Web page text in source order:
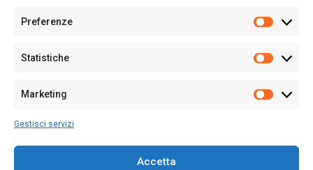
Preferenze
Statistiche
Marketing
Gestisci servizi
Accetta
Sede:Via Cristoforo Colombo 09013 Carbonia
Partita IVA02270380922
128/2020 del 10/02/2020
Per la Pubblicità: